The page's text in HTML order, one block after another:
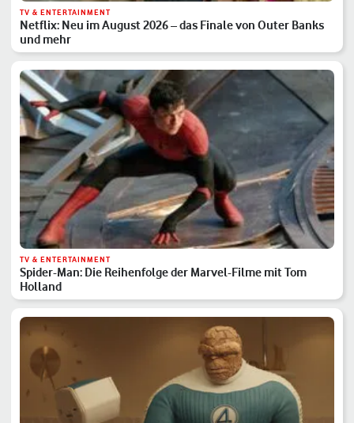
TV & ENTERTAINMENT
Netflix: Neu im August 2026 – das Finale von Outer Banks
und mehr
TV & ENTERTAINMENT
Spider-Man: Die Reihenfolge der Marvel-Filme mit Tom
Holland